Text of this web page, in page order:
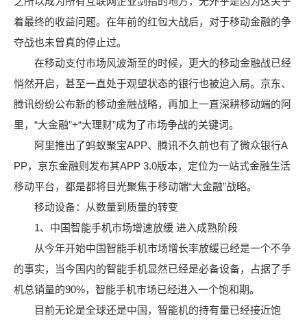
着最终的收益问题。在年前的红包大战后，对于移动金融的争
夺战也未曾真的停止过。
在移动支付市场风波渐至的时候，更大的移动金融战已经
悄然开启，甚至一直处于观望状态的银行也被迫入局。京东、
腾讯纷纷公布新的移动金融战略，再加上一直深耕移动端的阿
里，“大金融”+“大理财”成为了市场争战的关键词。
阿里推出了蚂蚁聚宝APP、腾讯不久前也有了微众银行A
PP，京东金融则发布其APP 3.0版本，定位为一站式金融生活
移动平台，都是都将目光聚焦于移动端“大金融”战略。
移动设备：从数量到质量的转变
1、中国智能手机市场增速放缓 进入成熟阶段
从今年开始中国智能手机市场增长率放缓已经是一个不争
的事实，当今国内的智能手机显然已经是必备设备，占据了手
机总销量的90%，智能手机市场已经进入一个饱和期。
目前无论是全球还是中国，智能机的持有量已经接近饱